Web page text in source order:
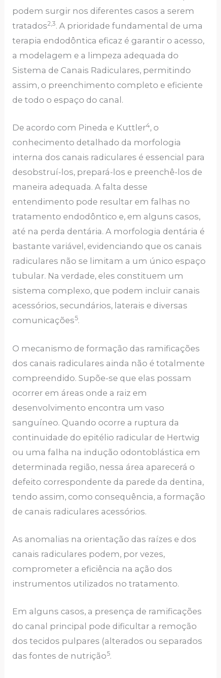
podem surgir nos diferentes casos a serem
tratados2,3. A prioridade fundamental de uma
terapia endodôntica eficaz é garantir o acesso,
a modelagem e a limpeza adequada do
Sistema de Canais Radiculares, permitindo
assim, o preenchimento completo e eficiente
de todo o espaço do canal.
De acordo com Pineda e Kuttler4, o
conhecimento detalhado da morfologia
interna dos canais radiculares é essencial para
desobstruí-los, prepará-los e preenchê-los de
maneira adequada. A falta desse
entendimento pode resultar em falhas no
tratamento endodôntico e, em alguns casos,
até na perda dentária. A morfologia dentária é
bastante variável, evidenciando que os canais
radiculares não se limitam a um único espaço
tubular. Na verdade, eles constituem um
sistema complexo, que podem incluir canais
acessórios, secundários, laterais e diversas
comunicações5.
O mecanismo de formação das ramificações
dos canais radiculares ainda não é totalmente
compreendido. Supõe-se que elas possam
ocorrer em áreas onde a raiz em
desenvolvimento encontra um vaso
sanguíneo. Quando ocorre a ruptura da
continuidade do epitélio radicular de Hertwig
ou uma falha na indução odontoblástica em
determinada região, nessa área aparecerá o
defeito correspondente da parede da dentina,
tendo assim, como consequência, a formação
de canais radiculares acessórios.
As anomalias na orientação das raízes e dos
canais radiculares podem, por vezes,
comprometer a eficiência na ação dos
instrumentos utilizados no tratamento.
Em alguns casos, a presença de ramificações
do canal principal pode dificultar a remoção
dos tecidos pulpares (alterados ou separados
das fontes de nutrição5.